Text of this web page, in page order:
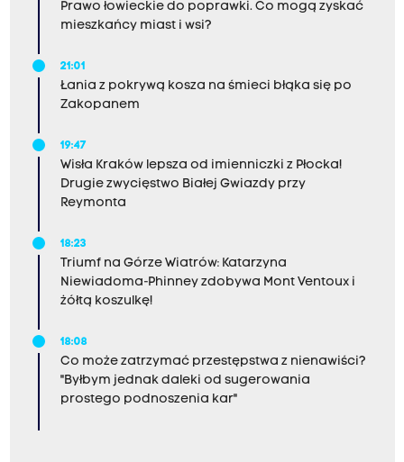
Prawo łowieckie do poprawki. Co mogą zyskać
mieszkańcy miast i wsi?
21:01
Łania z pokrywą kosza na śmieci błąka się po
Zakopanem
19:47
Wisła Kraków lepsza od imienniczki z Płocka!
Drugie zwycięstwo Białej Gwiazdy przy
Reymonta
18:23
Triumf na Górze Wiatrów: Katarzyna
Niewiadoma-Phinney zdobywa Mont Ventoux i
żółtą koszulkę!
18:08
Co może zatrzymać przestępstwa z nienawiści?
"Byłbym jednak daleki od sugerowania
prostego podnoszenia kar"